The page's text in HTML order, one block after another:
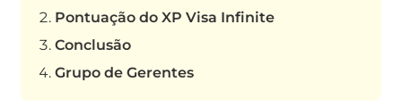
Pontuação do XP Visa Infinite
Conclusão
Grupo de Gerentes